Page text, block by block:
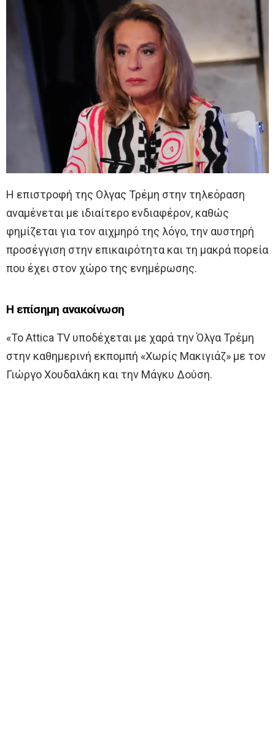
Η επιστροφή της Ολγας Τρέμη στην τηλεόραση
αναμένεται με ιδιαίτερο ενδιαφέρον, καθώς
φημίζεται για τον αιχμηρό της λόγο, την αυστηρή
προσέγγιση στην επικαιρότητα και τη μακρά πορεία
που έχει στον χώρο της ενημέρωσης.
Η επίσημη ανακοίνωση
«Το Attica TV υποδέχεται με χαρά την Όλγα Τρέμη
στην καθημερινή εκπομπή «Χωρίς Μακιγιάζ» με τον
Γιώργο Χουδαλάκη και την Μάγκυ Δούση.